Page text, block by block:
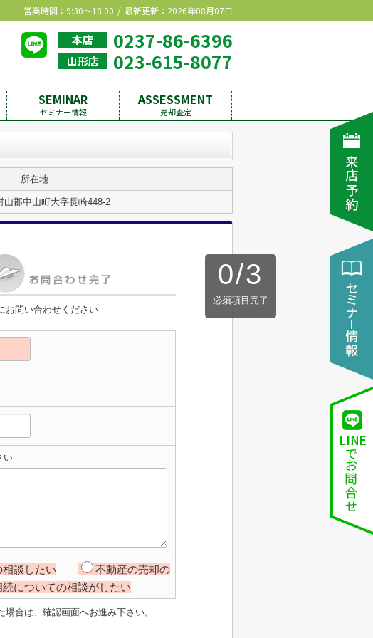
営業時間：9:30～18:00 最新更新：2026年08月07日
本店 0237-86-6396
山形店 023-615-8077
SEMINAR
セミナー情報
ASSESSMENT
売却査定
所在地
山郡中山町大字長崎448-2
0/3
必須項目完了
お問い合わせください
い
談したい
不動産の売却の
続についての相談がしたい
合は、確認画面へお進み下さい。